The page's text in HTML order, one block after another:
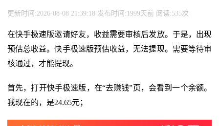
更新时间:2026-08-08 21:39:18 发布时间:1999天前 阅读:535次
在快手极速版邀请好友，收益需要审核后发放。于是，出现
预估总收益。快手极速版预估收益，无法提现。需要等待审
核通过，才能提现。
首先，打开快手极速版，在“去赚钱”页，会看到一个余额。
我现在的，是24.65元；